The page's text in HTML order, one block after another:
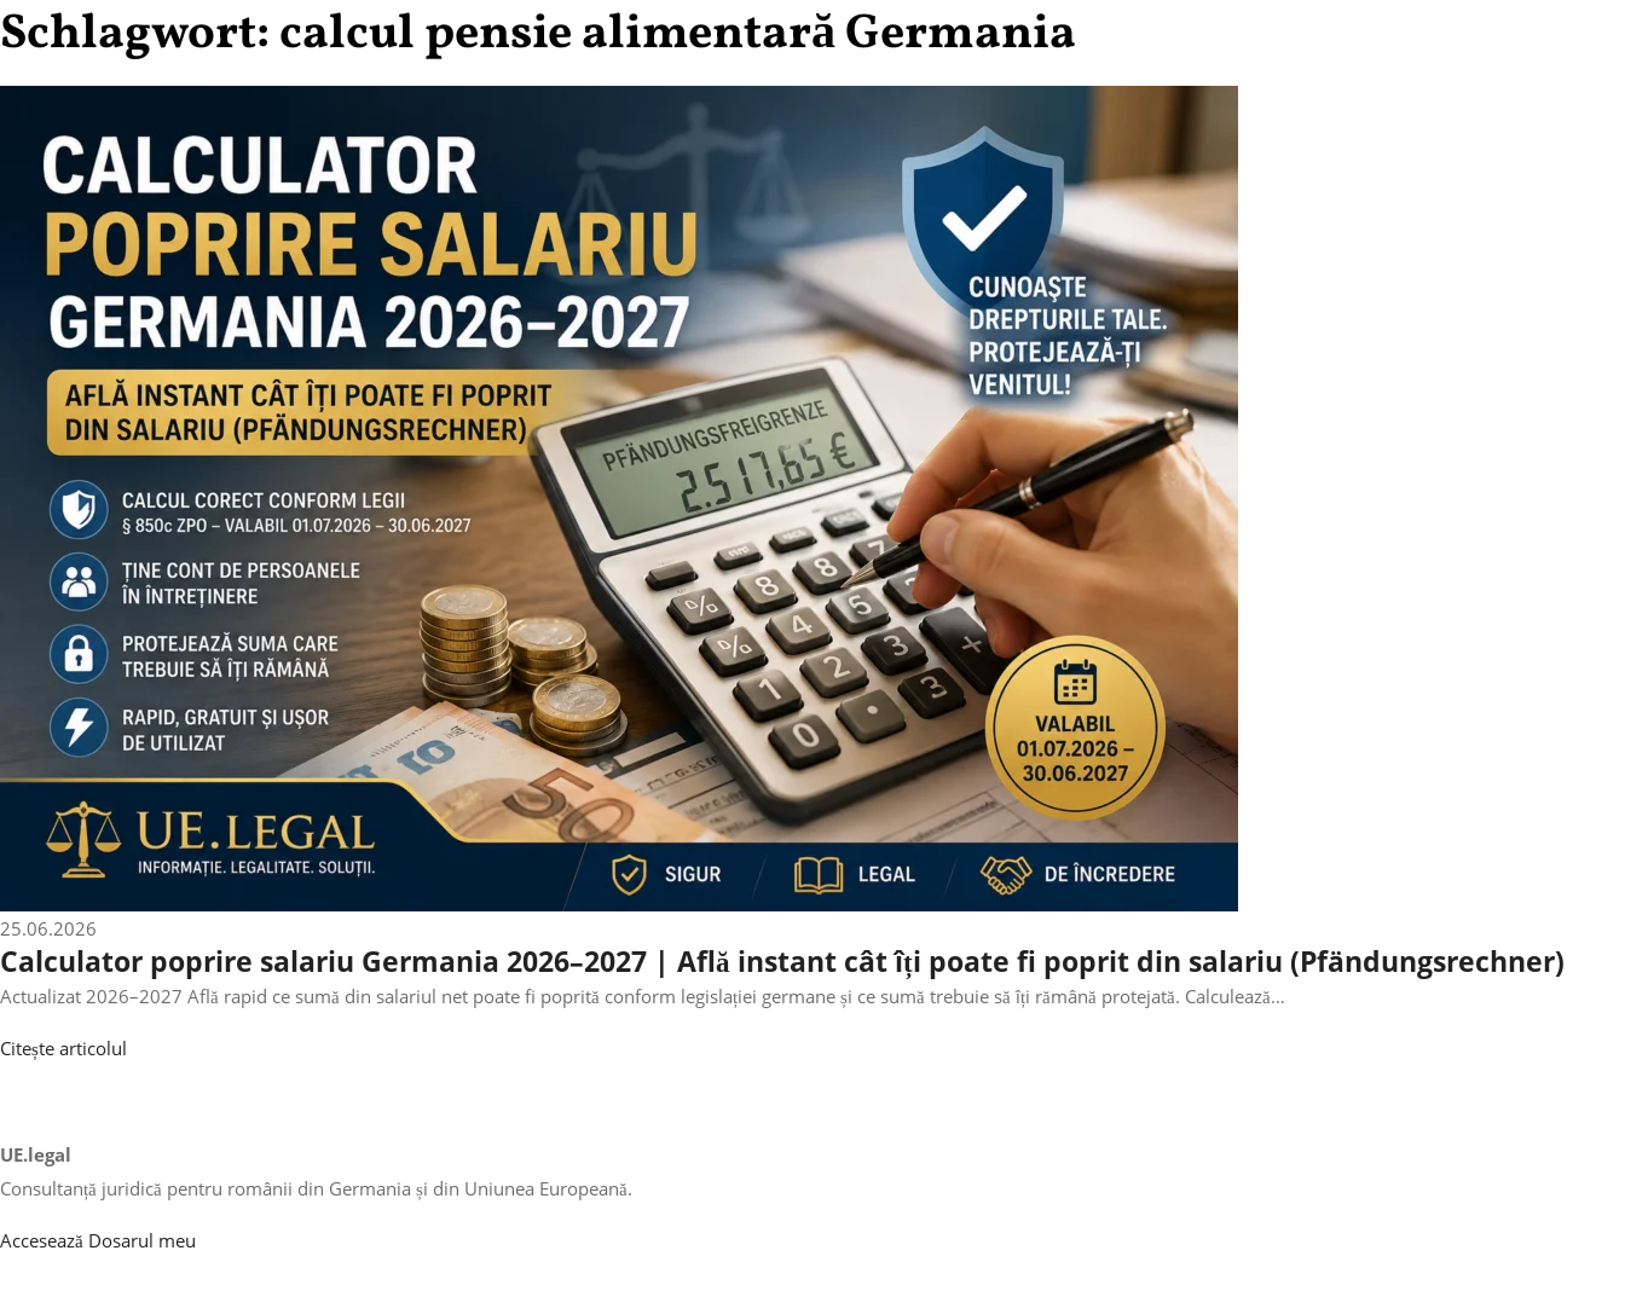
Schlagwort:calcul pensie alimentară Germania
25.06.2026
Calculator poprire salariu Germania 2026–2027 | Află instant cât îți poate fi poprit din salariu (Pfändungsrechner)
Actualizat 2026–2027 Află rapid ce sumă din salariul net poate fi poprită conform legislației germane și ce sumă trebuie să îți rămână protejată. Calculează…
Citește articolul
UE.legal
Consultanță juridică pentru românii din Germania și din Uniunea Europeană.
Accesează Dosarul meu